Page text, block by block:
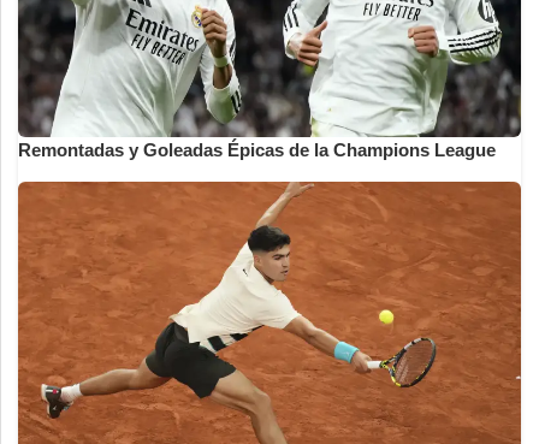
Remontadas y Goleadas Épicas de la Champions League